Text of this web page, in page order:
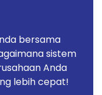
bersama
sistem
Anda
lebih cepat!